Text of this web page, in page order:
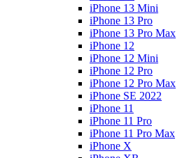
iPhone 13 Mini
iPhone 13 Pro
iPhone 13 Pro Max
iPhone 12
iPhone 12 Mini
iPhone 12 Pro
iPhone 12 Pro Max
iPhone SE 2022
iPhone 11
iPhone 11 Pro
iPhone 11 Pro Max
iPhone X